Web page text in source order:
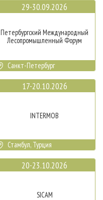
29-30.09.2026
Петербургский Международный
Лесопромышленный Форум
Санкт-Петербург
17-20.10.2026
INTERMOB
Стамбул, Турция
20-23.10.2026
SICAM